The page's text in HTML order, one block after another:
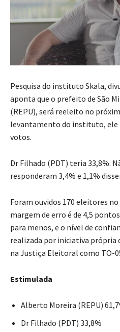
Pesquisa do instituto Skala,
aponta que o prefeito de São
(REPU), será reeleito no
levantamento do instituto, ele
votos.
Dr Filhado (PDT) teria 33,8%.
responderam 3,4% e 1,1%
Foram ouvidos 170 eleitores
margem de erro é de 4,5
para menos, e o nível de
realizada por iniciativa
na Justiça Eleitoral como TO-
Estimulada
Alberto Moreira (REPU)
Dr Filhado (PDT) 33,8%